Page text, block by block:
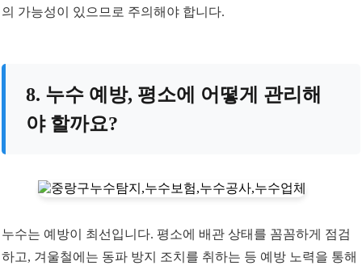
의 가능성이 있으므로 주의해야 합니다.
8. 누수 예방, 평소에 어떻게 관리해
야 할까요?
누수는 예방이 최선입니다. 평소에 배관 상태를 꼼꼼하게 점검
하고, 겨울철에는 동파 방지 조치를 취하는 등 예방 노력을 통해